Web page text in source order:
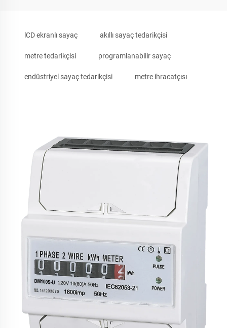
lCD ekranlı sayaç akıllı sayaç tedarikçisi
metre tedarikçisi programlanabilir sayaç
endüstriyel sayaç tedarikçisi metre ihracatçısı